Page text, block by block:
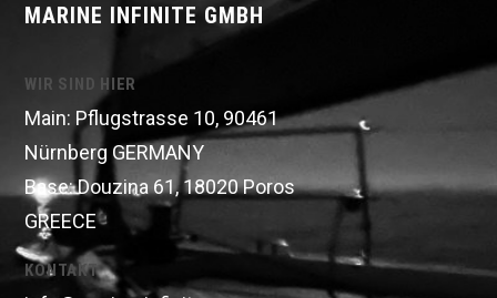
MARINE INFINITE GMBH
WIR SIND HIER
Main: Pflugstrasse 10, 90461
Nürnberg GERMANY
Base: Douzina 61, 18020 Poros
GREECE
KONTAKT